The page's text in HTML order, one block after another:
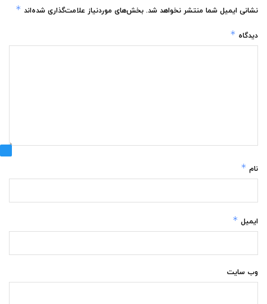
نشانی ایمیل شما منتشر نخواهد شد. بخش‌های موردنیاز علامت‌گذاری شده‌اند *
دیدگاه *
نام *
ایمیل *
وب‌ سایت